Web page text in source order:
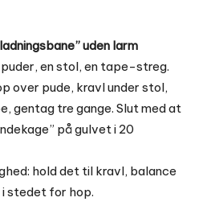
uden larm
puder, en stol, en tape-streg.
over pude, kravl under stol,
gentag tre gange. Slut med at
på gulvet i 20
hold det til kravl, balance
i stedet for hop.